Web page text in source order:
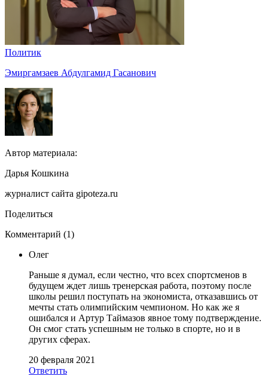
Политик
Эмиргамзаев Абдулгамид Гасанович
Автор материала:
Дарья Кошкина
журналист сайта gipoteza.ru
Поделиться
Комментарий (1)
Олег
Раньше я думал, если честно, что всех спортсменов в
будущем ждет лишь тренерская работа, поэтому после
школы решил поступать на экономиста, отказавшись от
мечты стать олимпийским чемпионом. Но как же я
ошибался и Артур Таймазов явное тому подтверждение.
Он смог стать успешным не только в спорте, но и в
других сферах.
20 февраля 2021
Ответить